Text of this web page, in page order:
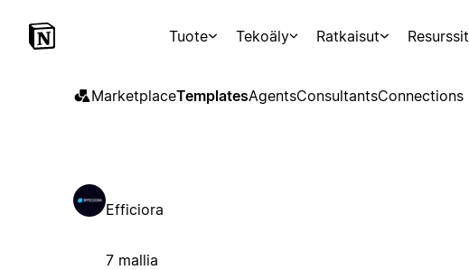
Tuote Tekoäly Ratkaisut Resurssit
MarketplaceTemplatesAgentsConsultantsConnections
Efficiora
7 mallia